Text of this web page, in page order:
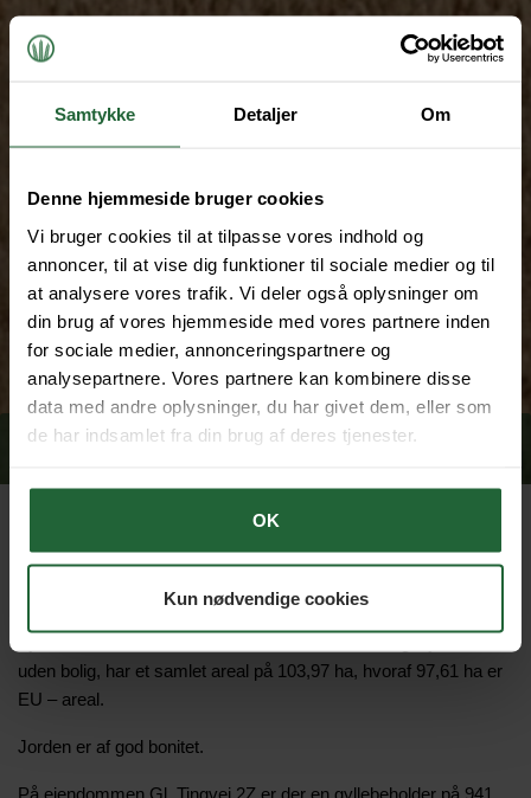
Samtykke Detaljer Om
Denne hjemmeside bruger cookies
Vi bruger cookies til at tilpasse vores indhold og
annoncer, til at vise dig funktioner til sociale medier og til
at analysere vores trafik. Vi deler også oplysninger om
din brug af vores hjemmeside med vores partnere inden
for sociale medier, annonceringspartnere og
analysepartnere. Vores partnere kan kombinere disse
data med andre oplysninger, du har givet dem, eller som
de har indsamlet fra din brug af deres tjenester.
OK
Kun nødvendige cookies
Jord i Sandvad
Ildvedvej 81B, 7300 Jelling
uden bolig, har et samlet areal på 103,97 ha, hvoraf 97,61 ha er
EU – areal.
Jorden er af god bonitet.
På ejendommen Gl. Tingvej 2Z er der en gyllebeholder på 941